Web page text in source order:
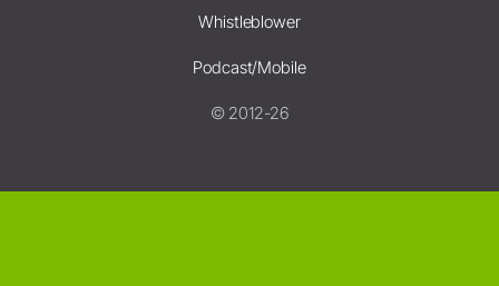
Whistleblower
Podcast/Mobile
© 2012-26